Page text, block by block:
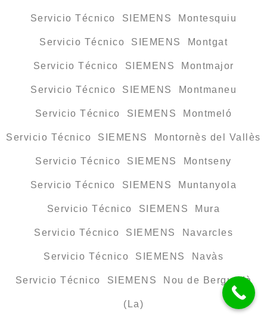
Servicio Técnico SIEMENS Montesquiu
Servicio Técnico SIEMENS Montgat
Servicio Técnico SIEMENS Montmajor
Servicio Técnico SIEMENS Montmaneu
Servicio Técnico SIEMENS Montmeló
Servicio Técnico SIEMENS Montornès del Vallès
Servicio Técnico SIEMENS Montseny
Servicio Técnico SIEMENS Muntanyola
Servicio Técnico SIEMENS Mura
Servicio Técnico SIEMENS Navarcles
Servicio Técnico SIEMENS Navàs
Servicio Técnico SIEMENS Nou de Berguedà
(La)